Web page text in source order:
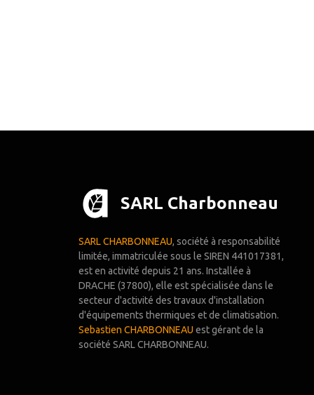
SARL Charbonneau
SARL CHARBONNEAU, société à responsabilité
limitée, immatriculée sous le SIREN 441017381,
est en activité depuis 21 ans. Installée à
DRACHE (37800), elle est spécialisée dans le
secteur d'activité des travaux d'installation
d'équipements thermiques et de climatisation.
Sebastien CHARBONNEAU est gérant de la
société SARL CHARBONNEAU.